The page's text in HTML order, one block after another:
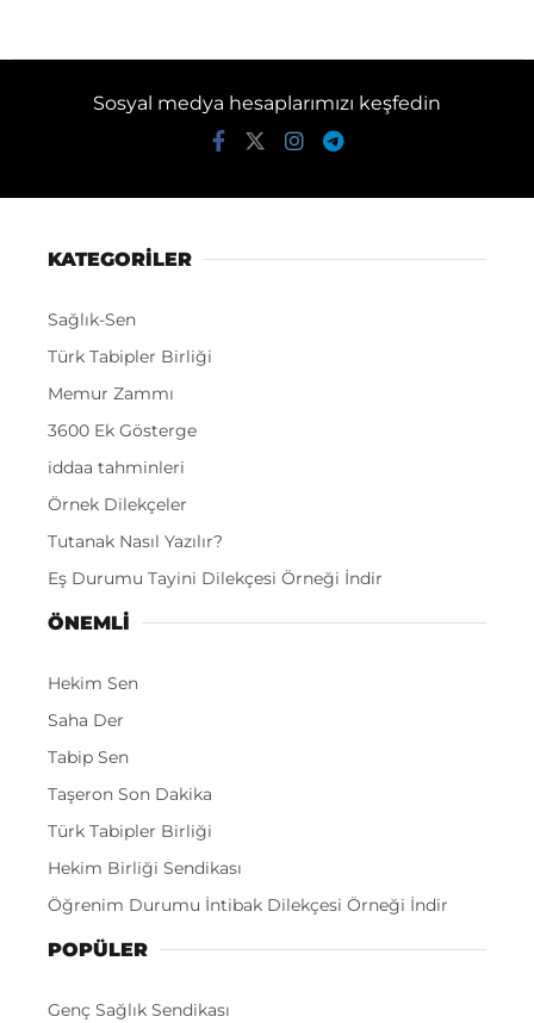
Sosyal medya hesaplarımızı keşfedin
KATEGORİLER
Sağlık-Sen
Türk Tabipler Birliği
Memur Zammı
3600 Ek Gösterge
iddaa tahminleri
Örnek Dilekçeler
Tutanak Nasıl Yazılır?
Eş Durumu Tayini Dilekçesi Örneği İndir
ÖNEMLI
Hekim Sen
Saha Der
Tabip Sen
Taşeron Son Dakika
Türk Tabipler Birliği
Hekim Birliği Sendikası
Öğrenim Durumu İntibak Dilekçesi Örneği İndir
POPÜLER
Genç Sağlık Sendikası